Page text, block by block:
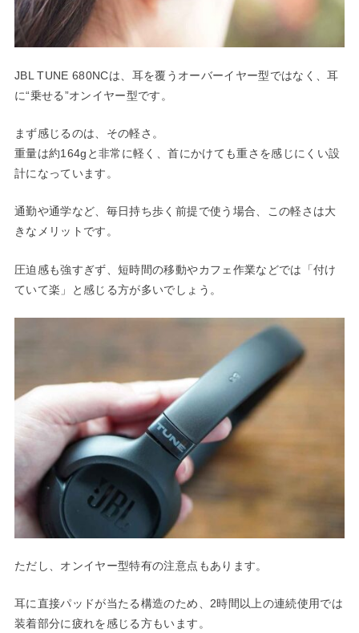
JBL TUNE 680NCは、耳を覆うオーバーイヤー型ではなく、耳
に“乗せる”オンイヤー型です。
まず感じるのは、その軽さ。
重量は約164gと非常に軽く、首にかけても重さを感じにくい設
計になっています。
通勤や通学など、毎日持ち歩く前提で使う場合、この軽さは大
きなメリットです。
圧迫感も強すぎず、短時間の移動やカフェ作業などでは「付け
ていて楽」と感じる方が多いでしょう。
ただし、オンイヤー型特有の注意点もあります。
耳に直接パッドが当たる構造のため、2時間以上の連続使用では
装着部分に疲れを感じる方もいます。